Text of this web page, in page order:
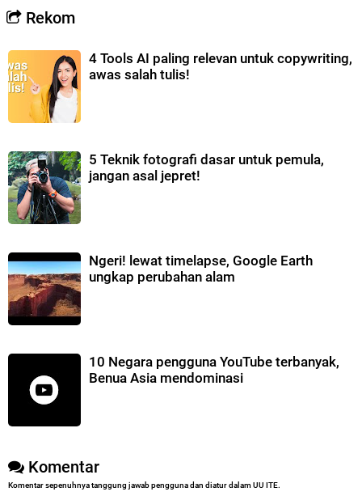
Rekom
4 Tools AI paling relevan untuk copywriting,
awas salah tulis!
5 Teknik fotografi dasar untuk pemula,
jangan asal jepret!
Ngeri! lewat timelapse, Google Earth
ungkap perubahan alam
10 Negara pengguna YouTube terbanyak,
Benua Asia mendominasi
Komentar
Komentar sepenuhnya tanggung jawab pengguna dan diatur dalam UU ITE.